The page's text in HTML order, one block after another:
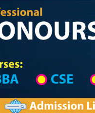
College List District Wise
Beacon Model